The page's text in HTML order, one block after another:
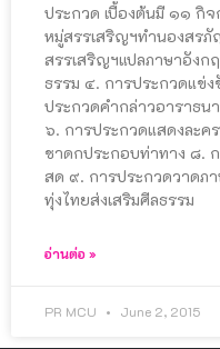
ประกวด เบื้องต้นมี ๑๑ กิ
หมู่สรรเสริญฯทำนองสร
สรรเสริญฯแปลภาษาอังก
ธรรม ๔. การประกวดแข่
ประกวดคำกล่าวอาราธน
๖. การประกวดแสดงละค
ชาดกประกอบท่าทาง ๘.
สด ๙. การประกวดวาดภ
ทุ่งไทยส่งเสริมศีลธรรม
อ่านต่อ »
PR MCU June 2, 2015